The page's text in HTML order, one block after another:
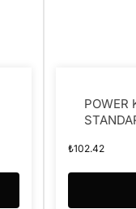
POWER
₺102.42